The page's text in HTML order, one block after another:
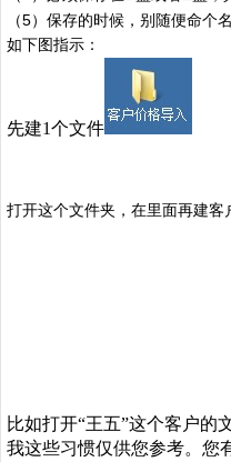
（5）保存的时候，别随便命个
如下图指示：
先建1个文件
打开这个文件夹，在里面再建客
比如打开“王五”这个客户的
我这些习惯仅供您参考。您